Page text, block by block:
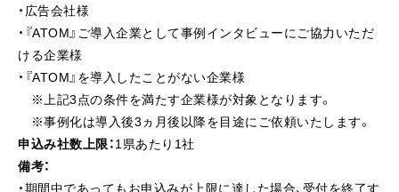
・広告会社様
・『ATOM』ご導入企業として事例インタビューにご協力いただ
ける企業様
・『ATOM』を導入したことがない企業様
※上記3点の条件を満たす企業様が対象となります。
※事例化は導入後3ヵ月後以降を目途にご依頼いたします。
申込み社数上限：1県あたり1社
備考：
・期間中であってもお申込みが上限に達した場合、受付を終了す